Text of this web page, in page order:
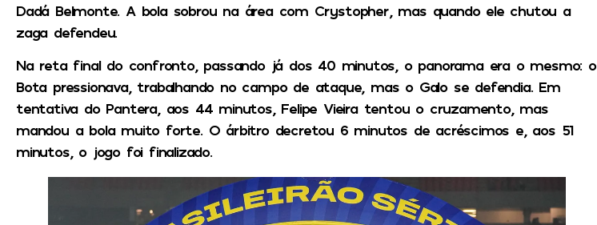
Dadá Belmonte. A bola sobrou na área com Crystopher, mas quando ele chutou a
zaga defendeu.
Na reta final do confronto, passando já dos 40 minutos, o panorama era o mesmo: o
Bota pressionava, trabalhando no campo de ataque, mas o Galo se defendia. Em
tentativa do Pantera, aos 44 minutos, Felipe Vieira tentou o cruzamento, mas
mandou a bola muito forte. O árbitro decretou 6 minutos de acréscimos e, aos 51
minutos, o jogo foi finalizado.